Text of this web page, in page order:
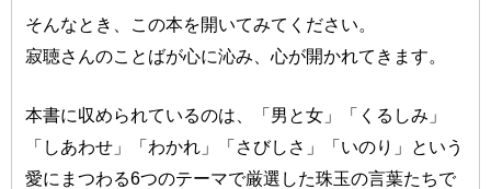
そんなとき、この本を開いてみてください。
寂聴さんのことばが心に沁み、心が開かれてきます。
本書に収められているのは、「男と女」「くるしみ」
「しあわせ」「わかれ」「さびしさ」「いのり」という
愛にまつわる6つのテーマで厳選した珠玉の言葉たちで